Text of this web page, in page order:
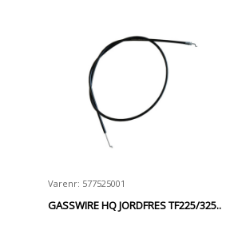
Varenr: 577525001
GASSWIRE HQ JORDFRES TF225/325..